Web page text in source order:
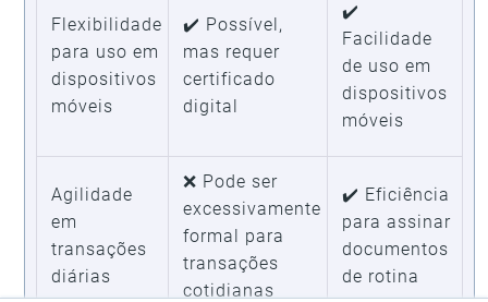
Flexibilidade
para uso em
dispositivos
móveis
✔️ Possível,
mas requer
certificado
digital
✔️
Facilidade
de uso em
dispositivos
móveis
Agilidade
em
transações
diárias
❌ Pode ser
excessivamente
formal para
transações
cotidianas
✔️ Eficiência
para assinar
documentos
de rotina